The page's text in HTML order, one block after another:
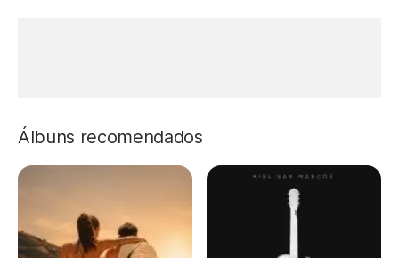
Álbuns recomendados